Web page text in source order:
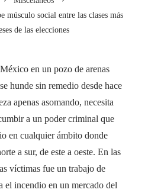
músculo social entre las clases más
de las elecciones
en un pozo de arenas
hunde sin remedio desde hace
apenas asomando, necesita
a un poder criminal que
en cualquier ámbito donde
a sur, de este a oeste. En las
víctimas fue un trabajo de
el incendio en un mercado del